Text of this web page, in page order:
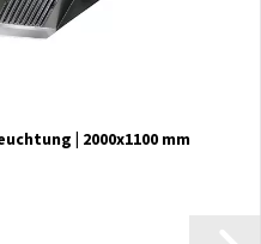
| 2000x1100 mm